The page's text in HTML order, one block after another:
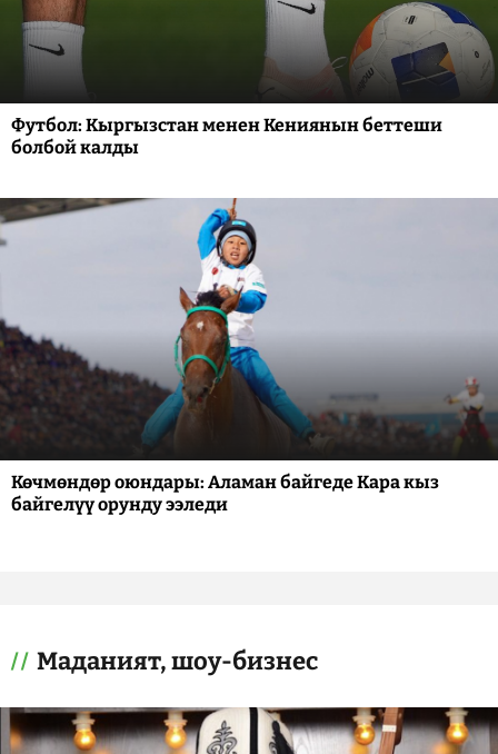
Футбол: Кыргызстан менен Кениянын беттеши
болбой калды
Көчмөндөр оюндары: Аламан байгеде Кара кыз
байгелүү орунду ээледи
Маданият, шоу-бизнес